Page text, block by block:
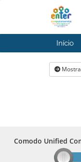
Início
Comodo Unified
Comodo Unified